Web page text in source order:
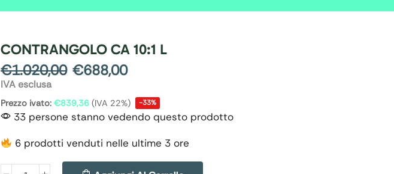
CONTRANGOLO CA 10:1 L
€1.020,00 €688,00
IVA esclusa
Prezzo ivato: €839,36 (IVA 22%) -33%
33 persone stanno vedendo questo prodotto
6 prodotti venduti nelle ultime 3 ore